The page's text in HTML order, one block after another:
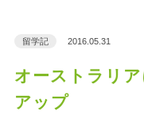
留学記 2016.05.31
オーストラリ
アップ